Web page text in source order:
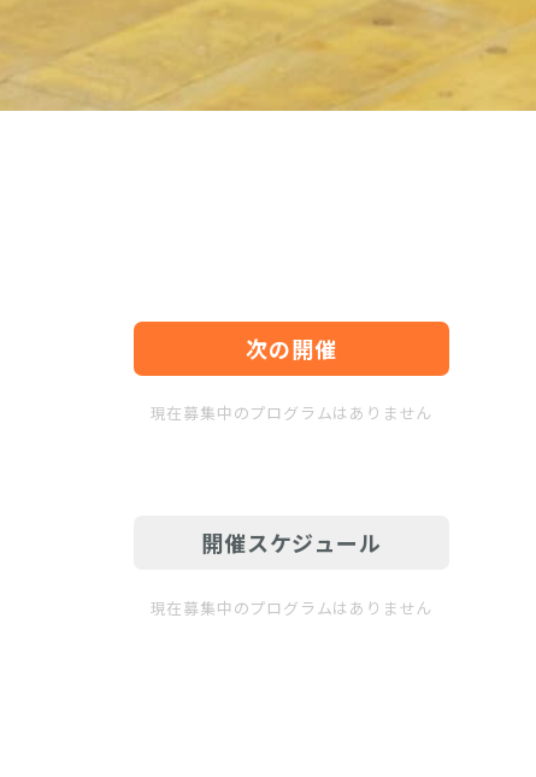
次の開催
現在募集中のプログラムはありません
開催スケジュール
現在募集中のプログラムはありません